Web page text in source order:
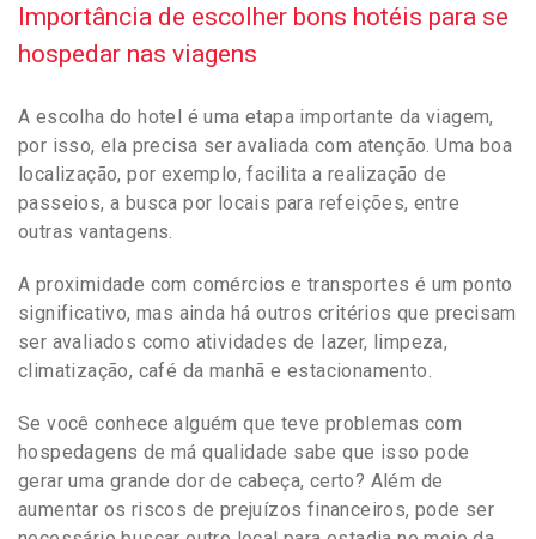
Importância de escolher bons hotéis para se
hospedar nas viagens
A escolha do hotel é uma etapa importante da viagem,
por isso, ela precisa ser avaliada com atenção. Uma boa
localização, por exemplo, facilita a realização de
passeios, a busca por locais para refeições, entre
outras vantagens.
A proximidade com comércios e transportes é um ponto
significativo, mas ainda há outros critérios que precisam
ser avaliados como atividades de lazer, limpeza,
climatização, café da manhã e estacionamento.
Se você conhece alguém que teve problemas com
hospedagens de má qualidade sabe que isso pode
gerar uma grande dor de cabeça, certo? Além de
aumentar os riscos de prejuízos financeiros, pode ser